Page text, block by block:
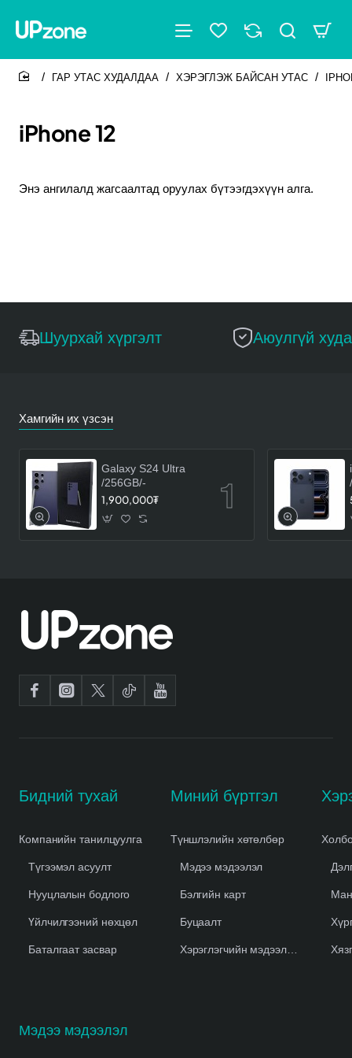
iPhone 12
ГАР УТАС ХУДАЛДАА ХЭРЭГЛЭЖ БАЙСАН УТАС
Энэ ангилалд жагсаалтад оруулах бүтээгдэхүүн алга.
Шуурхай хүргэлт Аюулгүй
Хамгийн их үзсэн
Galaxy S24 Ultra
/256GB/-
1,900,000₮
Бидний тухай
Компанийн танилцуулга
Түгээмэл асуулт
Нууцлалын бодлого
Үйлчилгээний нөхцөл
Баталгаат засвар
Миний бүртгэл
Түншлэлийн хөтөлбөр
Мэдээ мэдээлэл
Бэлгийн карт
Буцаалт
Хэрэглэгчийн мэдээлэл устгах
Мэдээ мэдээлэл